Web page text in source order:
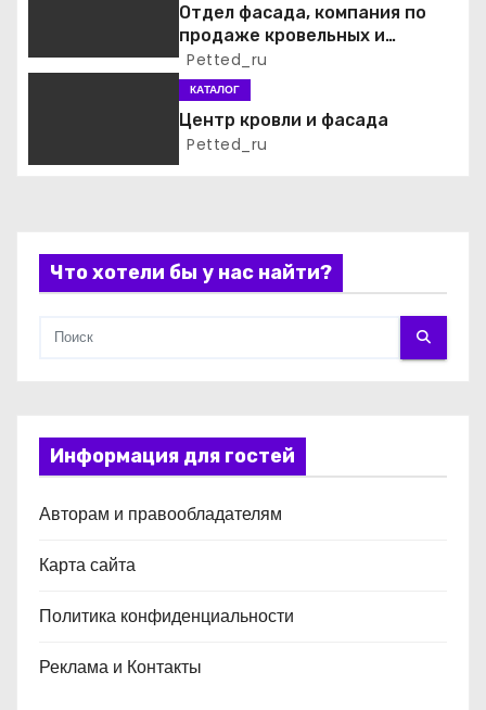
а
и
я
м
Отдел фасада, компания по
продаже кровельных и
фасадных материалов
Petted_ru
КАТАЛОГ
Центр кровли и фасада
Petted_ru
Что хотели бы у нас найти?
Информация для гостей
Авторам и правообладателям
Карта сайта
Политика конфиденциальности
Реклама и Контакты